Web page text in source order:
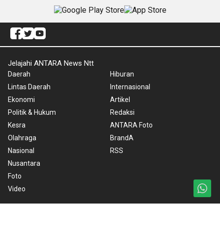
Jelajahi ANTARA News Ntt
Daerah
Lintas Daerah
Ekonomi
Politik & Hukum
Kesra
Olahraga
Nasional
Nusantara
Foto
Video
Hiburan
Internasional
Artikel
Redaksi
ANTARA Foto
BrandA
RSS